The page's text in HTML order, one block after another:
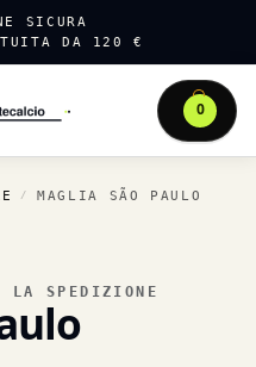
SICURA
DA 120 €
0
/ MAGLIA SÃO PAULO
LA SPEDIZIONE